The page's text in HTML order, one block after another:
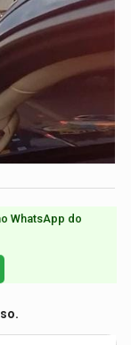
WhatsApp do